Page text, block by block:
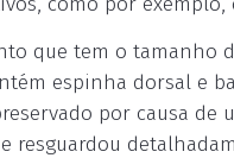
que tem o tamanho
espinha dorsal e
por causa
resguardou